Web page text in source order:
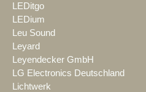
LEDitgo
LEDium
Leu Sound
Leyard
Leyendecker GmbH
LG Electronics Deutschland
Lichtwerk